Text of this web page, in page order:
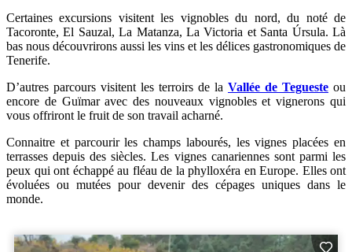
Certaines excursions visitent les vignobles du nord, du noté de
Tacoronte, El Sauzal, La Matanza, La Victoria et Santa Úrsula. Là
bas nous découvrirons aussi les vins et les délices gastronomiques de
Tenerife.
D’autres parcours visitent les terroirs de la Vallée de Tegueste ou
encore de Guïmar avec des nouveaux vignobles et vignerons qui
vous offriront le fruit de son travail acharné.
Connaitre et parcourir les champs labourés, les vignes placées en
terrasses depuis des siècles. Les vignes canariennes sont parmi les
peux qui ont échappé au fléau de la phylloxéra en Europe. Elles ont
évoluées ou mutées pour devenir des cépages uniques dans le
monde.